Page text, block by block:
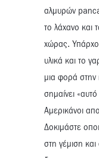
αλμυρών
το λάχανο και
χώρας.
υλικά και το
μια φορά στην
σημαίνει
Αμερικάνοι
Δοκιμάστε
στη γέμιση